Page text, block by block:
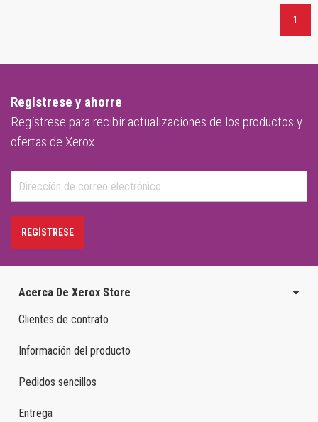
1
Regístrese y ahorre
Regístrese para recibir actualizaciones de los productos y
ofertas de Xerox
REGÍSTRESE
Acerca De Xerox Store
Clientes de contrato
Información del producto
Pedidos sencillos
Entrega